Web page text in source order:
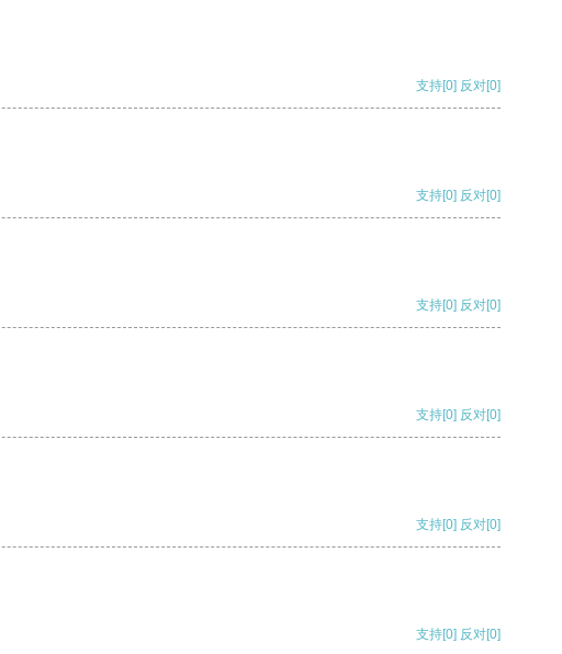
支持[0] 反对[0]
支持[0] 反对[0]
支持[0] 反对[0]
支持[0] 反对[0]
支持[0] 反对[0]
支持[0] 反对[0]